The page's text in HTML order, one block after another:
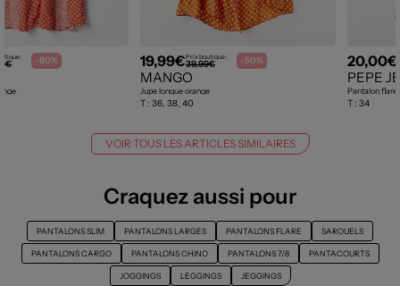
: -80% 19,99€Prix boutique :
39,99€ -50%
MANGO
Jupe longue orange
T : 36, 38, 40
20,00€
PEPE
T : 34
VOIR TOUS LES ARTICLES SIMILAIRES
Craquez aussi pour
PANTALONS SLIM PANTALONS LARGES PANTALONS FLARE SAROUELS
PANTALONS CARGO PANTALONS CHINO PANTALONS 7/8 PANTACOURTS
JOGGINGS LEGGINGS JEGGINGS